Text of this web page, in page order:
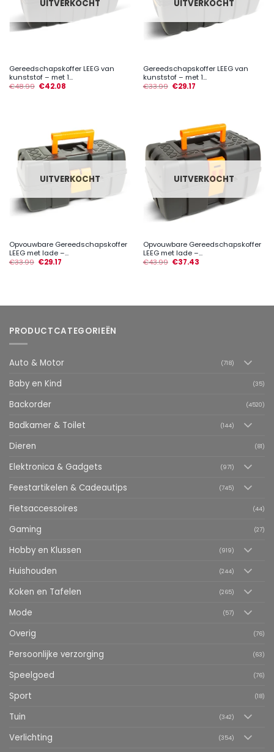
UITVERKOCHT
Gereedschapskoffer LEEG van
kunststof – met 1...
€48.99 €42.08
UITVERKOCHT
Gereedschapskoffer LEEG van
kunststof – met 1...
€33.99 €29.17
UITVERKOCHT
Opvouwbare Gereedschapskoffer
LEEG met lade –...
€33.99 €29.17
UITVERKOCHT
Opvouwbare Gereedschapskoffer
LEEG met lade –...
€43.99 €37.43
PRODUCTCATEGORIEËN
Auto & Motor (718)
Baby en Kind (35)
Backorder (4520)
Badkamer & Toilet (144)
Dieren (81)
Elektronica & Gadgets (971)
Feestartikelen & Cadeautips (745)
Fietsaccessoires (44)
Gaming (27)
Hobby en Klussen (919)
Huishouden (244)
Koken en Tafelen (265)
Mode (57)
Overig (76)
Persoonlijke verzorging (63)
Speelgoed (76)
Sport (18)
Tuin (342)
Verlichting (354)